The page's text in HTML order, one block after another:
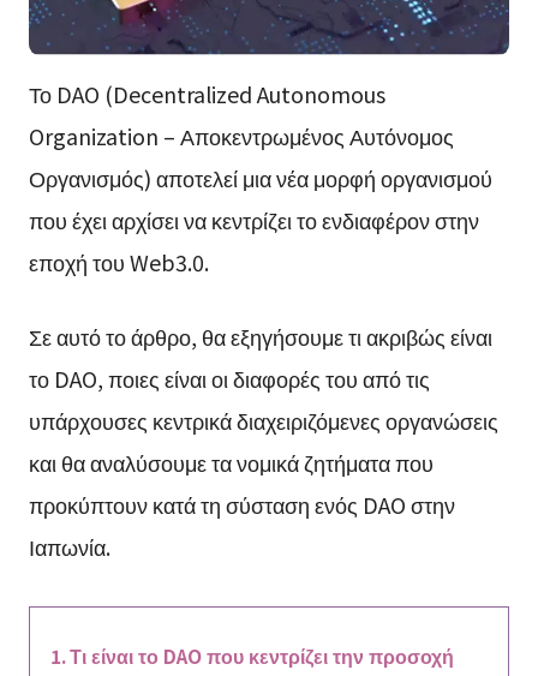
Το DAO (Decentralized Autonomous
Organization – Αποκεντρωμένος Αυτόνομος
Οργανισμός) αποτελεί μια νέα μορφή οργανισμού
που έχει αρχίσει να κεντρίζει το ενδιαφέρον στην
εποχή του Web3.0.
Σε αυτό το άρθρο, θα εξηγήσουμε τι ακριβώς είναι
το DAO, ποιες είναι οι διαφορές του από τις
υπάρχουσες κεντρικά διαχειριζόμενες οργανώσεις
και θα αναλύσουμε τα νομικά ζητήματα που
προκύπτουν κατά τη σύσταση ενός DAO στην
Ιαπωνία.
Τι είναι το DAO που κεντρίζει την προσοχή